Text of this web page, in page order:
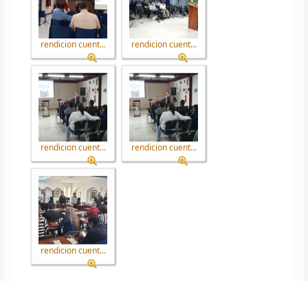
rendicion cuent... rendicion cuent...
rendicion cuent... rendicion cuent...
rendicion cuent...